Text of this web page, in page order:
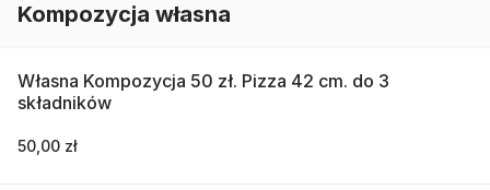
Kompozycja własna
Własna Kompozycja 50 zł. Pizza 42 cm. do 3
składników
50,00 zł